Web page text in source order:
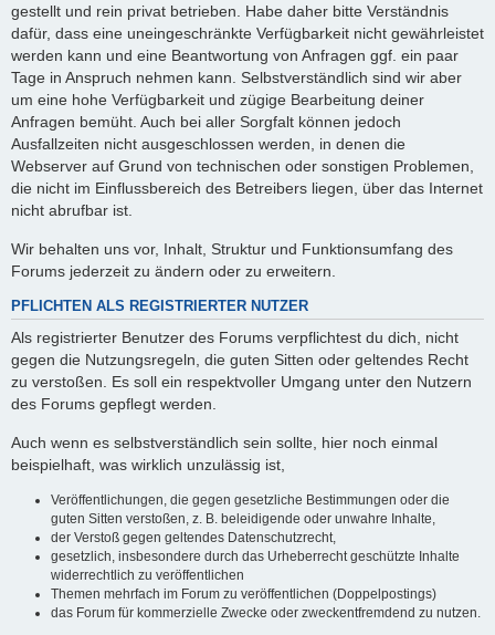
gestellt und rein privat betrieben. Habe daher bitte Verständnis
dafür, dass eine uneingeschränkte Verfügbarkeit nicht gewährleistet
werden kann und eine Beantwortung von Anfragen ggf. ein paar
Tage in Anspruch nehmen kann. Selbstverständlich sind wir aber
um eine hohe Verfügbarkeit und zügige Bearbeitung deiner
Anfragen bemüht. Auch bei aller Sorgfalt können jedoch
Ausfallzeiten nicht ausgeschlossen werden, in denen die
Webserver auf Grund von technischen oder sonstigen Problemen,
die nicht im Einflussbereich des Betreibers liegen, über das Internet
nicht abrufbar ist.
Wir behalten uns vor, Inhalt, Struktur und Funktionsumfang des
Forums jederzeit zu ändern oder zu erweitern.
PFLICHTEN ALS REGISTRIERTER NUTZER
Als registrierter Benutzer des Forums verpflichtest du dich, nicht
gegen die Nutzungsregeln, die guten Sitten oder geltendes Recht
zu verstoßen. Es soll ein respektvoller Umgang unter den Nutzern
des Forums gepflegt werden.
Auch wenn es selbstverständlich sein sollte, hier noch einmal
beispielhaft, was wirklich unzulässig ist,
Veröffentlichungen, die gegen gesetzliche Bestimmungen oder die
guten Sitten verstoßen, z. B. beleidigende oder unwahre Inhalte,
der Verstoß gegen geltendes Datenschutzrecht,
gesetzlich, insbesondere durch das Urheberrecht geschützte Inhalte
widerrechtlich zu veröffentlichen
Themen mehrfach im Forum zu veröffentlichen (Doppelpostings)
das Forum für kommerzielle Zwecke oder zweckentfremdend zu nutzen.